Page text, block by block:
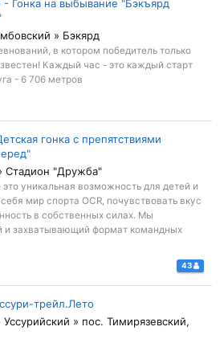
- Гонка на выбывание "Бэкъярд
» Бэкярд
в котором победитель только
Каждый час - это каждый старт
- 6 706 метров
гонка с препятствиями
Стадион "Дружба"
уникальная возможность для детей и
мир спорта OCR, почувствовать вкус
в собственных силах. Мы
и захватывающий формат командных
43
трейл.Лето
» пос. Тимирязевский,